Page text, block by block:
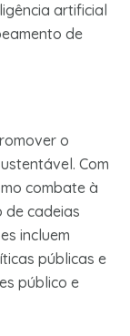
artificial
de
o
Com
combate à
de cadeias
incluem
públicas e
público e